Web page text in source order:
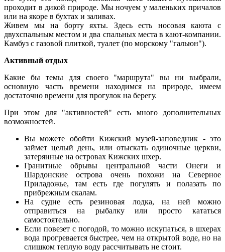
проходит в дикой природе. Мы ночуем у маленьких причалов
или на якоре в бухтах и заливах.
Живем мы на борту яхты. Здесь есть носовая каюта с
двухспальным местом и два спальных места в кают-компании.
Камбуз с газовой плиткой, туалет (по морскому "гальюн").
Активный отдых
Какие бы темы для своего "маршрута" вы ни выбрали,
основную часть времени находимся на природе, имеем
достаточно времени для прогулок на берегу.
При этом для "активностей" есть много дополнительных
возможностей.
Вы можете обойти Кижский музей-заповедник - это
займет целый день, или отыскать одиночные церкви,
затерянные на островах Кижских шхер.
Гранитные обрывы центральной части Онеги и
Шардонские острова очень похожи на Северное
Приладожье, там есть где погулять и полазать по
прибрежным скалам.
На судне есть резиновая лодка, на ней можно
отправиться на рыбалку или просто кататься
самостоятельно.
Если повезет с погодой, то можно искупаться, в шхерах
вода прогревается быстрее, чем на открытой воде, но на
слишком теплую воду рассчитывать не стоит.